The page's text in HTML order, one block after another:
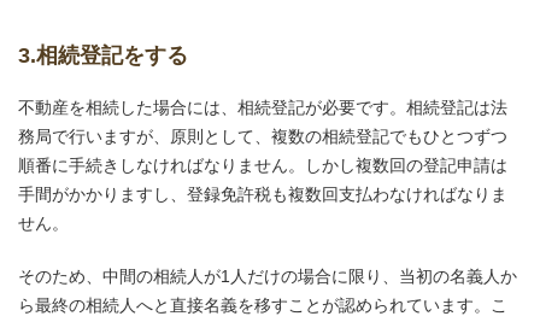
3.相続登記をする
不動産を相続した場合には、相続登記が必要です。相続登記は法
務局で行いますが、原則として、複数の相続登記でもひとつずつ
順番に手続きしなければなりません。しかし複数回の登記申請は
手間がかかりますし、登録免許税も複数回支払わなければなりま
せん。
そのため、中間の相続人が1人だけの場合に限り、当初の名義人か
ら最終の相続人へと直接名義を移すことが認められています。こ